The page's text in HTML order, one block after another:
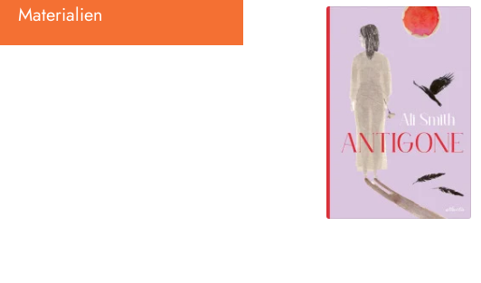
Materialien